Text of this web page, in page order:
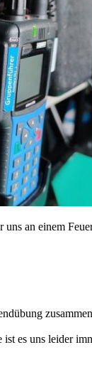
an einem
es uns leider